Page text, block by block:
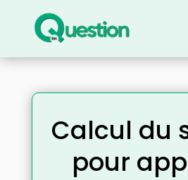
Calcul du
pour